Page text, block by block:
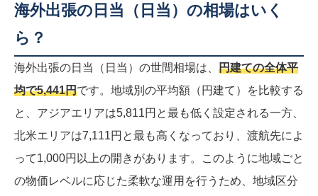
海外出張の日当（日当）の相場はいく
ら？
海外出張の日当（日当）の世間相場は、 円建ての全体平
均で5,441円です。地域別の平均額（円建て）を比較する
と、アジアエリアは5,811円と最も低く設定される一方、
北米エリアは7,111円と最も高くなっており、渡航先によ
って1,000円以上の開きがあります。このように地域ごと
の物価レベルに応じた柔軟な運用を行うため、地域区分